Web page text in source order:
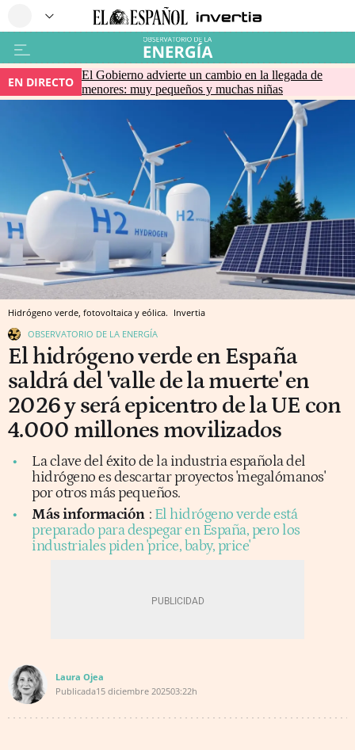
EN DIRECTO El Gobierno advierte un cambio en la llegada de
menores: muy pequeños y muchas niñas
Hidrógeno verde, fotovoltaica y eólica. Invertia
OBSERVATORIO DE LA ENERGÍA
El hidrógeno verde en España
saldrá del 'valle de la muerte' en
2026 y será epicentro de la UE con
4.000 millones movilizados
La clave del éxito de la industria española del
hidrógeno es descartar proyectos 'megalómanos'
por otros más pequeños.
Más información : El hidrógeno verde está
preparado para despegar en España, pero los
industriales piden 'price, baby, price'
Laura Ojea
Publicada15 diciembre 202503:22h